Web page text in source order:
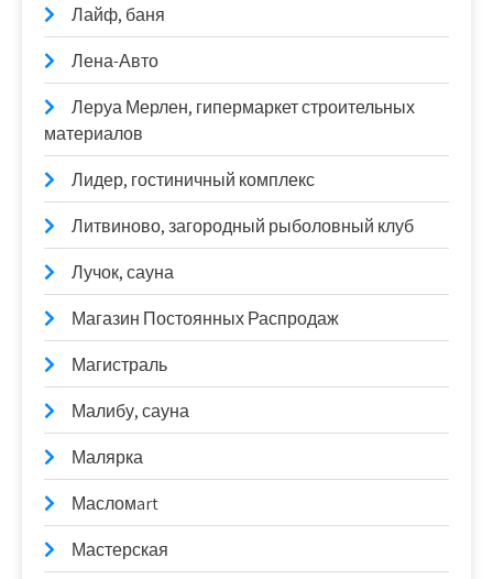
Лайф, баня
Лена-Авто
Леруа Мерлен, гипермаркет строительных
материалов
Лидер, гостиничный комплекс
Литвиново, загородный рыболовный клуб
Лучок, сауна
Магазин Постоянных Распродаж
Магистраль
Малибу, сауна
Малярка
Масломart
Мастерская